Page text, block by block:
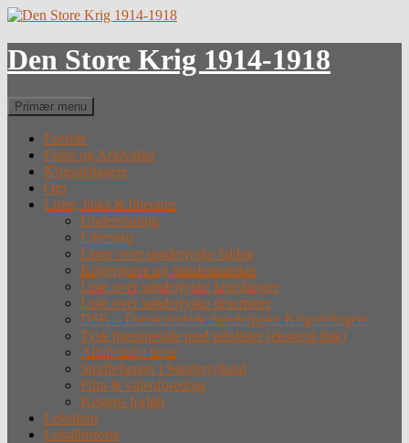
Hop
indhold
Den Store Krig 1914-1918
Søg
Primær menu
Forside
Fotos og Arkivalier
Krigsdeltagere
Om
Lister, links & litteratur
Undervisning
Litteratur
Lister over sønderjyske faldne
Krigergrave og mindesmærker
Liste over sønderjyske krigsfanger
Liste over sønderjyske desertører
DSK – Dansksindede Sønderjyske Krigsdeltagere
Tysk hjemmeside med tabslister (eksternt link)
Alfabetiske lister
Straffefanger i Sønderjylland
Film & videoforedrag
Krigens forløb
Leksikon
Lokalhistorie